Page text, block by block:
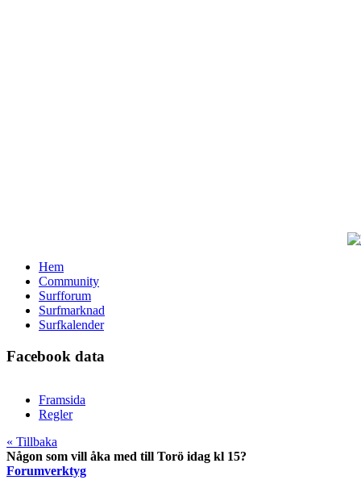
Hem
Community
Surfforum
Surfmarknad
Surfkalender
Facebook data
Framsida
Regler
« Tillbaka
Någon som vill åka med till Torö idag kl 15?
Forumverktyg